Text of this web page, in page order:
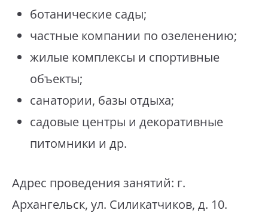
ботанические сады;
частные компании по озеленению;
жилые комплексы и спортивные
объекты;
санатории, базы отдыха;
садовые центры и декоративные
питомники и др.
Адрес проведения занятий: г.
Архангельск, ул. Силикатчиков, д. 10.